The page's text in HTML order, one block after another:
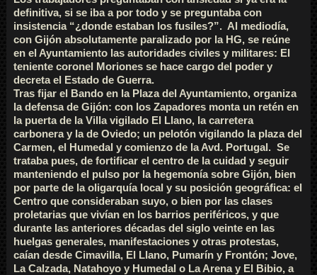
definitiva, si se iba a por todo y se preguntaba con
insistencia “¿donde estaban los fusiles?”. Al mediodía,
con Gijón absolutamente paralizado por la HG, se reúne
en el Ayuntamiento las autoridades civiles y militares: El
teniente coronel Moriones se hace cargo del poder y
decreta el Estado de Guerra.
Tras fijar el Bando en la Plaza del Ayuntamiento, organiza
la defensa de Gijón: con los Zapadores monta un retén en
la puerta de la Villa vigilado El Llano, la carretera
carbonera y la de Oviedo; un pelotón vigilando la plaza del
Carmen, el Humedal y comienzo de la Avd. Portugal. Se
trataba pues, de fortificar el centro de la cuidad y seguir
manteniendo el pulso por la hegemonía sobre Gijón, bien
por parte de la oligarquía local y su posición geográfica: el
Centro que consideraban suyo, o bien por las clases
proletarias que vivían en los barrios periféricos, y que
durante las anteriores décadas del siglo veinte en las
huelgas generales, manifestaciones y otras protestas,
caían desde Cimavilla, El Llano, Pumarín y Frontón; Jove,
La Calzada, Natahoyo y Humedal o La Arena y El Bibio, a